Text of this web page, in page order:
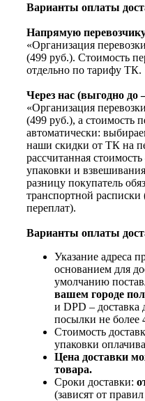
Варианты оплаты
Напрямую
«Организация
(499 руб.). Стоимость
отдельно по тарифу ТК.
Через нас (выгодно до
«Организация
(499 руб.), а стоимость
автоматически:
наши скидки от ТК на
рассчитанная
упаковки и
разницу покупатель
транспортной
переплат).
Варианты оплаты
Указание адреса
основанием для
умолчанию
вашем городе
и DPD – доставка
посылки не более
Стоимость
упаковки
Цена доставки
товара.
Сроки доставки:
(зависят от